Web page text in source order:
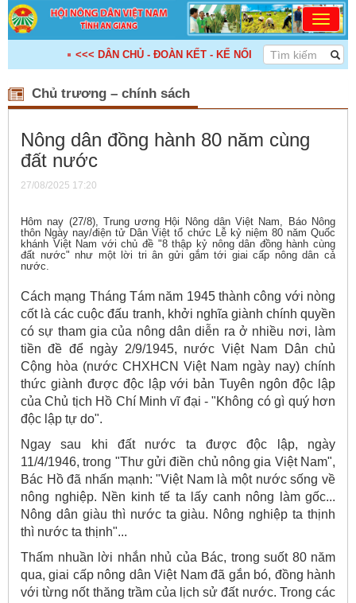
<<< DÂN CHỦ - ĐOÀN KẾT - KẾ NỐI - HỢP TÁC - PHÁT
Chủ trương – chính sách
Nông dân đồng hành 80 năm cùng
đất nước
27/08/2025 17:20
Hôm nay (27/8), Trung ương Hội Nông dân Việt Nam, Báo Nông
thôn Ngày nay/điện tử Dân Việt tổ chức Lễ kỷ niệm 80 năm Quốc
khánh Việt Nam với chủ đề "8 thập kỷ nông dân đồng hành cùng
đất nước" như một lời tri ân gửi gắm tới giai cấp nông dân cả
nước.
Cách mạng Tháng Tám năm 1945 thành công với nòng
cốt là các cuộc đấu tranh, khởi nghĩa giành chính quyền
có sự tham gia của nông dân diễn ra ở nhiều nơi, làm
tiền đề để ngày 2/9/1945, nước Việt Nam Dân chủ
Cộng hòa (nước CHXHCN Việt Nam ngày nay) chính
thức giành được độc lập với bản Tuyên ngôn độc lập
của Chủ tịch Hồ Chí Minh vĩ đại - "Không có gì quý hơn
độc lập tự do".
Ngay sau khi đất nước ta được độc lập, ngày
11/4/1946, trong "Thư gửi điền chủ nông gia Việt Nam",
Bác Hồ đã nhấn mạnh: "Việt Nam là một nước sống về
nông nghiệp. Nền kinh tế ta lấy canh nông làm gốc...
Nông dân giàu thì nước ta giàu. Nông nghiệp ta thịnh
thì nước ta thịnh"...
Thấm nhuần lời nhắn nhủ của Bác, trong suốt 80 năm
qua, giai cấp nông dân Việt Nam đã gắn bó, đồng hành
với từng nốt thăng trầm của lịch sử đất nước. Trong các